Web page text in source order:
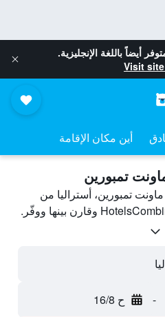
أيضاً باللغة الإنجليزية.
Visit
أين مكان الإقامة
تمبورين
تمبورين، أستراليا من
- ح 16/8